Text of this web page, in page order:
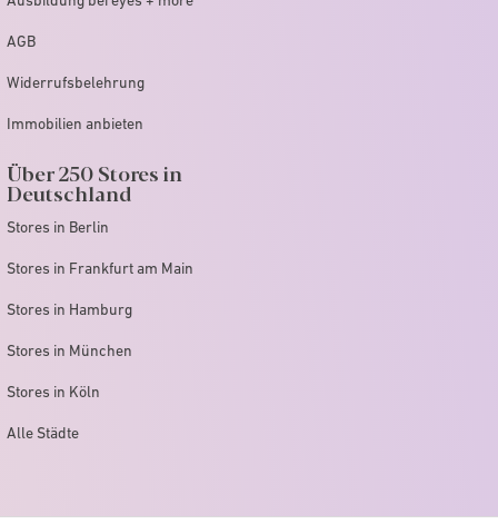
AGB
Widerrufsbelehrung
Immobilien anbieten
Über 250 Stores in
Deutschland
Stores in Berlin
Stores in Frankfurt am Main
Stores in Hamburg
Stores in München
Stores in Köln
Alle Städte